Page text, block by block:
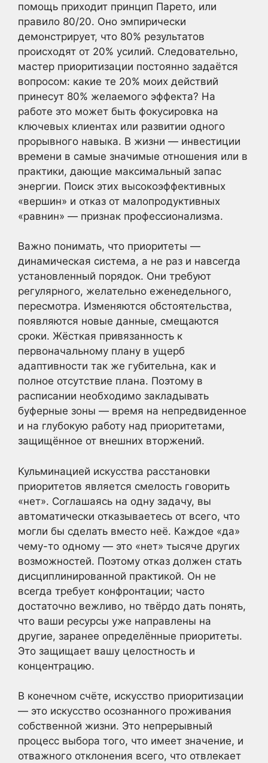
помощь приходит принцип Парето, или
правило 80/20. Оно эмпирически
демонстрирует, что 80% результатов
происходят от 20% усилий. Следовательно,
мастер приоритизации постоянно задаётся
вопросом: какие те 20% моих действий
принесут 80% желаемого эффекта? На
работе это может быть фокусировка на
ключевых клиентах или развитии одного
прорывного навыка. В жизни — инвестиции
времени в самые значимые отношения или в
практики, дающие максимальный запас
энергии. Поиск этих высокоэффективных
«вершин» и отказ от малопродуктивных
«равнин» — признак профессионализма.
Важно понимать, что приоритеты —
динамическая система, а не раз и навсегда
установленный порядок. Они требуют
регулярного, желательно еженедельного,
пересмотра. Изменяются обстоятельства,
появляются новые данные, смещаются
сроки. Жёсткая привязанность к
первоначальному плану в ущерб
адаптивности так же губительна, как и
полное отсутствие плана. Поэтому в
расписании необходимо закладывать
буферные зоны — время на непредвиденное
и на глубокую работу над приоритетами,
защищённое от внешних вторжений.
Кульминацией искусства расстановки
приоритетов является смелость говорить
«нет». Соглашаясь на одну задачу, вы
автоматически отказываетесь от всего, что
могли бы сделать вместо неё. Каждое «да»
чему-то одному — это «нет» тысяче других
возможностей. Поэтому отказ должен стать
дисциплинированной практикой. Он не
всегда требует конфронтации; часто
достаточно вежливо, но твёрдо дать понять,
что ваши ресурсы уже направлены на
другие, заранее определённые приоритеты.
Это защищает вашу целостность и
концентрацию.
В конечном счёте, искусство приоритизации
— это искусство осознанного проживания
собственной жизни. Это непрерывный
процесс выбора того, что имеет значение, и
отважного отклонения всего, что отвлекает